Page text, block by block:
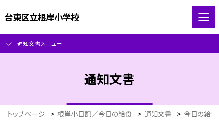
台東区立根岸小学校
通知文書メニュー
通知文書
トップページ > 根岸小日記／今日の給食 > 通知文書 > 今日の給食